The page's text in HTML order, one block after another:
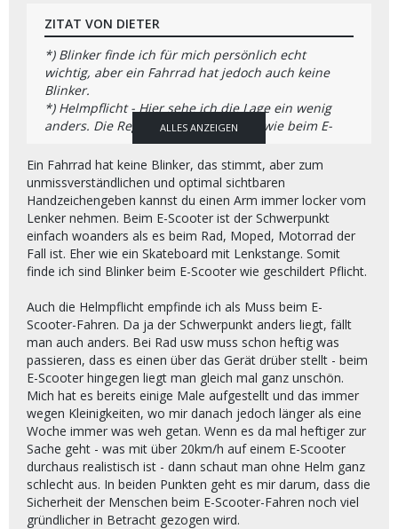
ZITAT VON DIETER
*) Blinker finde ich für mich persönlich echt
wichtig, aber ein Fahrrad hat jedoch auch keine
Blinker.
*) Helmpflicht - Hier sehe ich die Lage ein wenig
anders. Die Regeln hierzu sollten so wie beim E-
Fahrrad sein, also aus freiem Willen.
---------------------------------------------------------------------
---------------------------------------------------------------------
------------
Eine Optimierung der Fakten, Diskussionen und die
Erstellung eines Maßnahmenkataloges sollte nicht
vor der ganzen Öffentlichkeit erstellt werden und
sollte auch von juristischen Personen begleitet
So wie sich bei uns in Österreich eine „Radlobby.at“
mit total guten und wichtigen Input‘s gebildet hat,
sollte sich auch eine „AustrianScooterLobby“
bilden.
Ich würd dabei sein!
ALLES ANZEIGEN
Ein Fahrrad hat keine Blinker, das stimmt, aber zum
unmissverständlichen und optimal sichtbaren
Handzeichengeben kannst du einen Arm immer locker vom
Lenker nehmen. Beim E-Scooter ist der Schwerpunkt
einfach woanders als es beim Rad, Moped, Motorrad der
Fall ist. Eher wie ein Skateboard mit Lenkstange. Somit
finde ich sind Blinker beim E-Scooter wie geschildert Pflicht.
Auch die Helmpflicht empfinde ich als Muss beim E-
Scooter-Fahren. Da ja der Schwerpunkt anders liegt, fällt
man auch anders. Bei Rad usw muss schon heftig was
passieren, dass es einen über das Gerät drüber stellt - beim
E-Scooter hingegen liegt man gleich mal ganz unschön.
Mich hat es bereits einige Male aufgestellt und das immer
wegen Kleinigkeiten, wo mir danach jedoch länger als eine
Woche immer was weh getan. Wenn es da mal heftiger zur
Sache geht - was mit über 20km/h auf einem E-Scooter
durchaus realistisch ist - dann schaut man ohne Helm ganz
schlecht aus. In beiden Punkten geht es mir darum, dass die
Sicherheit der Menschen beim E-Scooter-Fahren noch viel
gründlicher in Betracht gezogen wird.